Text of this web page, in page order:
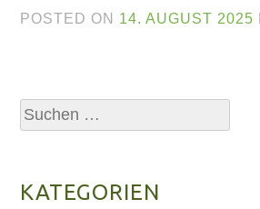
POSTED ON 14. AUGUST 2025
Suchen
nach:
KATEGORIEN